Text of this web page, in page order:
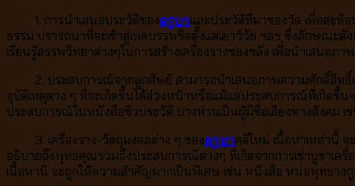
1. การนำเสนอประวัติของครูบาและประวัติที่มาของวัด เพื่อสะ
ธรรม ปรารถนาที่จะเข้าสู่เพศบรรพชิตตั้้งแต่เยาว์วัย ฯลฯ ซึ่งลักษณะ
เรียนรู้สรรพวิทยาต่างๆในการสร้างเครื่องรางของขลัง เพื่อนำเสนอภ
2. ประสบการณ์จากลูกศิษย์ สามารถนำเสนอภาพความศักดิ์สิทธิ์แ
อุบัติเหตุต่าง ๆ ที่จะเกิดขึ้นได้ล่วงหน้าหรือแม้แต่ประสบการณ์ที่เกิดขึ้น
ประสบการณ์ในหนังสือชีวประวัติ บางท่านเป็นผู้มีชื่อเสียงทางสังคม เ
3. เครื่องราง-วัตถุมงคลต่าง ๆ ของครูบาคติใหม่ เนื้อหาเหล่านี้
อธิบายถึงพุทธคุณรวมถึงประสบการณ์ต่างๆ ที่เกิดจากการเช่าบูชาเค
เนื้อหานี จะถูกให้ความสำคัญมากเป็นพิเศษ เช่น หนังสือ หน่อพุทธางกู